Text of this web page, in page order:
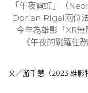
「午夜霓虹」（
Dorian Rigal兩位
今年為雄影「XR
《午夜的跳躍
文／游千慧（2023 雄